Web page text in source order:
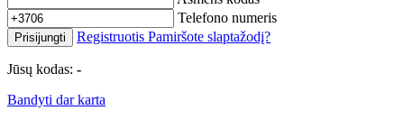
Telefono numeris
Prisijungti Registruotis Pamiršote slaptažodį?
Jūsų kodas: -
Bandyti dar karta